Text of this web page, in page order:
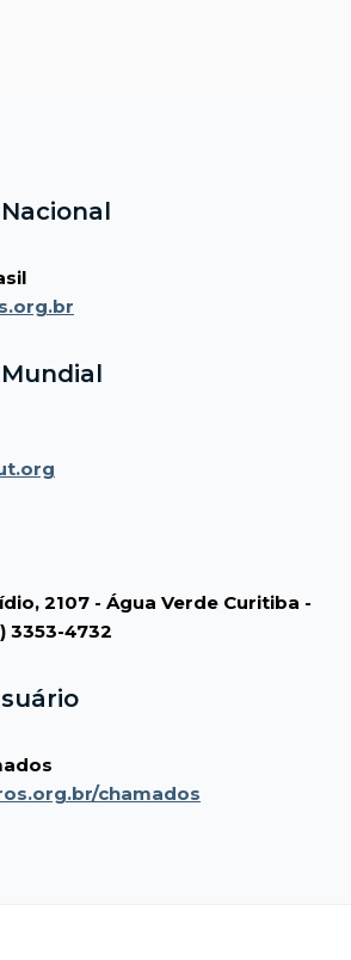
2107 - Água Verde Curitiba -
3353-4732
chamados